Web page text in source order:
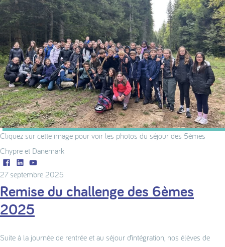
Cliquez sur cette image pour voir les photos du séjour des 5èmes
Chypre et Danemark
Facebook
LinkedInYoutube
27 septembre 2025
Remise du challenge des 6èmes
2025
Suite à la journée de rentrée et au séjour d’intégration, nos élèves de